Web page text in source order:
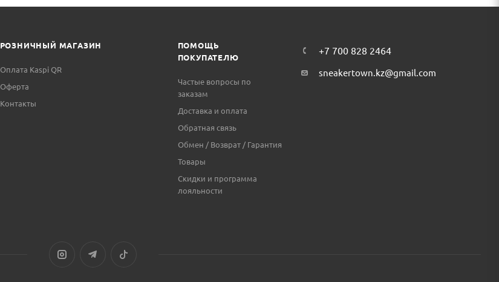
РОЗНИЧНЫЙ МАГАЗИН
Оплата Kaspi QR
Оферта
Контакты
ПОМОЩЬ
ПОКУПАТЕЛЮ
Частые вопросы по
заказам
Доставка и оплата
Обратная связь
Обмен / Возврат / Гарантия
Товары
Скидки и программа
лояльности
+7 700 828 2464
sneakertown.kz@gmail.com